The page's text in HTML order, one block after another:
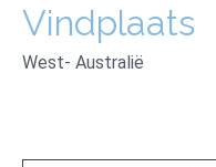
Vindplaats
West- Australië